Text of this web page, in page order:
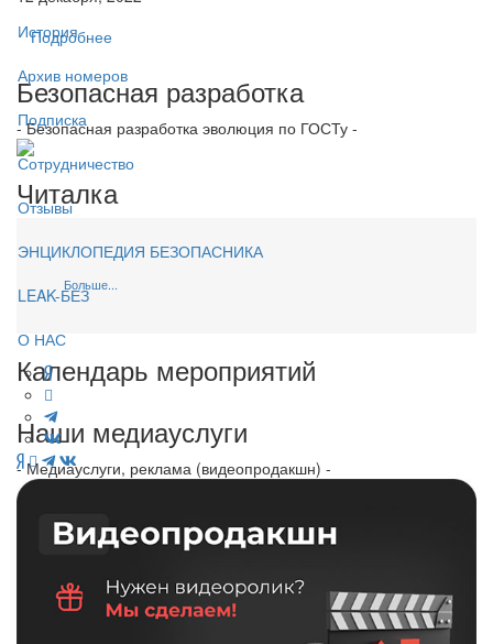
История
Архив номеров
Подписка
Сотрудничество
Отзывы
ЭНЦИКЛОПЕДИЯ БЕЗОПАСНИКА
LEAK-БЕЗ
О НАС
Подробнее
Безопасная разработка
- Безопасная разработка эволюция по ГОСТу -
Читалка
Больше...
Календарь мероприятий
Наши медиауслуги
- Медиауслуги, реклама (видеопродакшн) -